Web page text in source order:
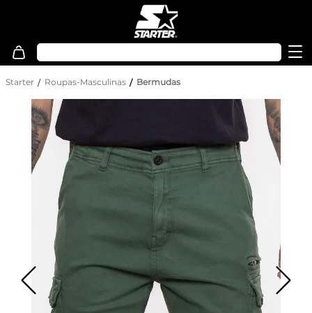
Starter Roupas-Masculinas Bermudas